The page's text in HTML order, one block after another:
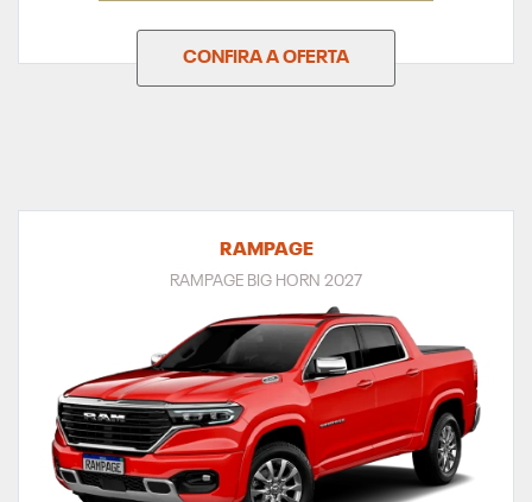
CONFIRA A OFERTA
RAMPAGE
RAMPAGE BIG HORN 2027